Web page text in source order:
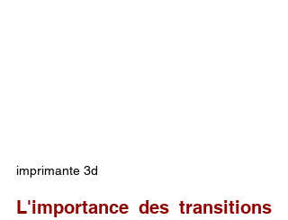
imprimante 3d
L'importance des transitions